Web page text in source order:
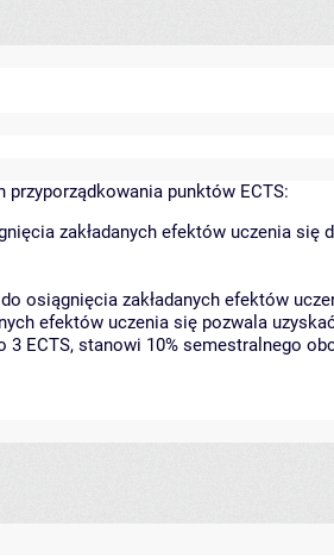
punktów ECTS:
zakładanych efektów uczenia
osiągnięcia zakładanych efektów
efektów uczenia się pozwala
ECTS, stanowi 10% semestralnego